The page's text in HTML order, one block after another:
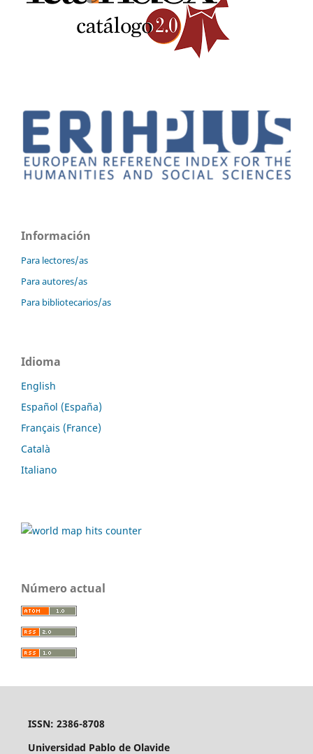
Información
Para lectores/as
Para autores/as
Para bibliotecarios/as
Idioma
English
Español (España)
Français (France)
Català
Italiano
Número actual
ISSN: 2386-8708
Universidad Pablo de Olavide